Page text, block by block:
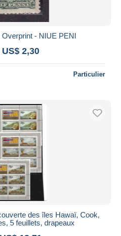
- NIUE PENI
US$ 2,30
Particulier
des îles Hawaï, Cook,
5 feuillets, drapeaux